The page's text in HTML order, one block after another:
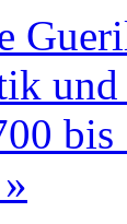
und
bis
»